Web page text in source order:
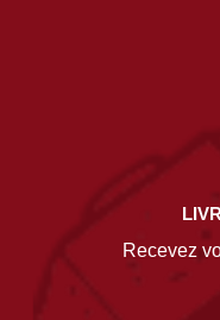
Recevez